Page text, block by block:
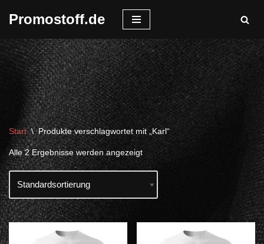
Inhalt
springen
Promostoff.de
Start \ Produkte verschlagwortet mit „Karl“
Alle 2 Ergebnisse werden angezeigt